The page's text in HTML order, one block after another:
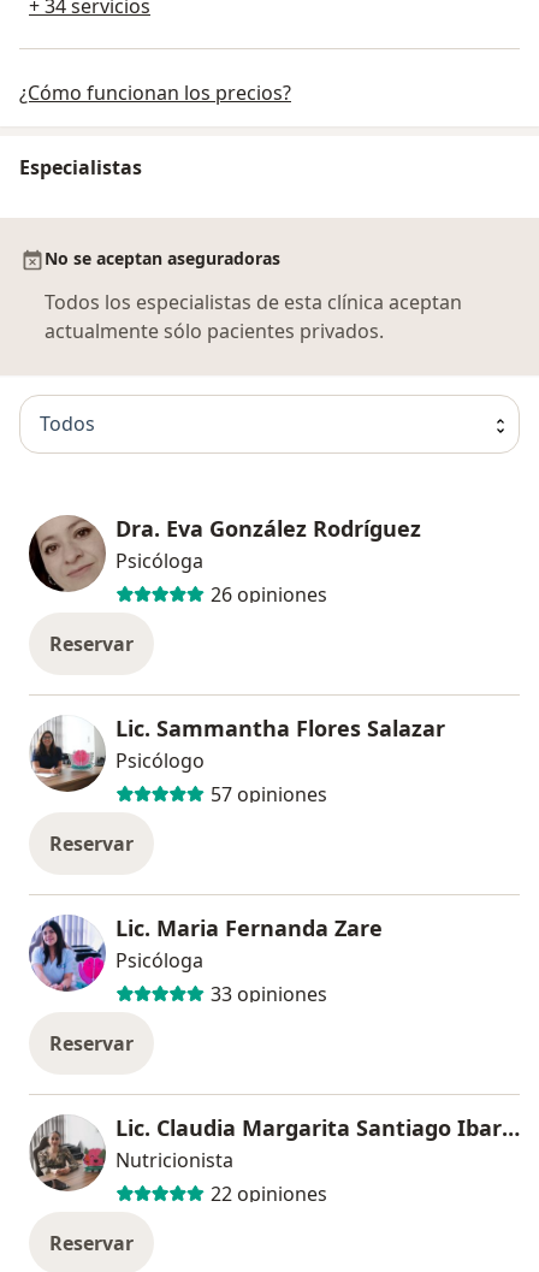
+ 34 servicios
¿Cómo funcionan los precios?
Especialistas
No se aceptan aseguradoras
Todos los especialistas de esta clínica aceptan
actualmente sólo pacientes privados.
Todos
Dra. Eva González Rodríguez
Psicóloga
26 opiniones
Reservar
Lic. Sammantha Flores Salazar
Psicólogo
57 opiniones
Reservar
Lic. Maria Fernanda Zare
Psicóloga
33 opiniones
Reservar
Lic. Claudia Margarita Santiago Ibarra
Nutricionista
22 opiniones
Reservar